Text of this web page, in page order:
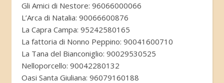
Gli Amici di Nestore: 96066000066
L’Arca di Natalia: 90066600876
La Capra Campa: 95242580165
La fattoria di Nonno Peppino: 90041600710
La Tana del Bianconiglio: 90029530525
Nelloporcello: 90042280132
Oasi Santa Giuliana: 96079160188